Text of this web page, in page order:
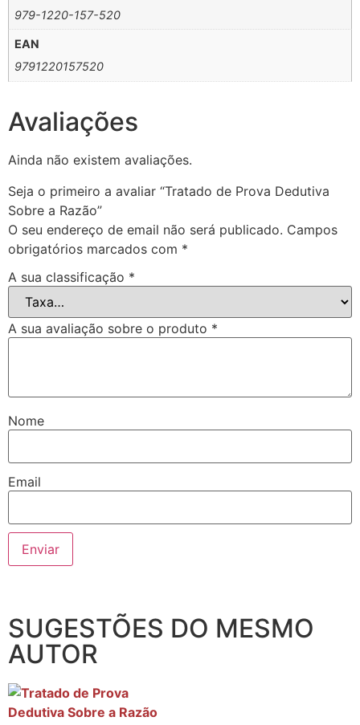
979-1220-157-520
EAN
9791220157520
Avaliações
Ainda não existem avaliações.
Seja o primeiro a avaliar “Tratado de Prova Dedutiva
Sobre a Razão”
O seu endereço de email não será publicado. Campos
obrigatórios marcados com *
A sua classificação *
A sua avaliação sobre o produto *
Nome
Email
SUGESTÕES DO MESMO
AUTOR